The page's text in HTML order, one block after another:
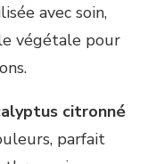
avec soin,
végétale pour
citronné
parfait